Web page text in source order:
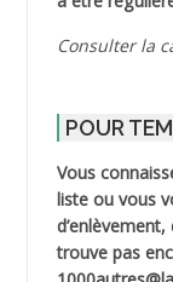
Consulter la
POUR
Vous
liste ou vous
trouve pas